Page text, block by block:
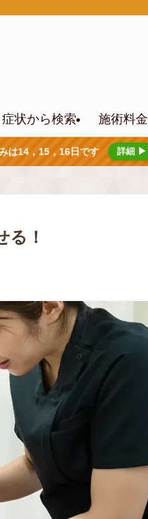
症状から検索 施術料金
は14，15，16日です 詳細 ▶
る！